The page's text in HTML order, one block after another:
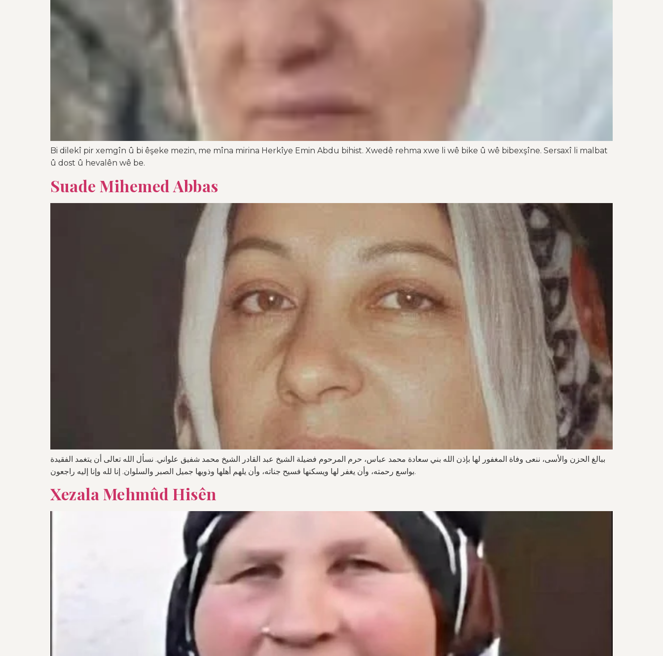
Bi dilekî pir xemgîn û bi êşeke mezin, me mîna mirina Herkîye Emin Abdu bihist. Xwedê rehma xwe li wê bike û wê bibexşîne. Sersaxî li malbat
û dost û hevalên wê be.
Suade Mihemed Abbas
ببالغ الحزن والأسى، ننعى وفاة المغفور لها بإذن الله بني سعادة محمد عباس، حرم المرحوم فضيلة الشيخ عبد القادر الشيخ محمد شفيق علواني. نسأل الله تعالى أن يتغمد الفقيدة
بواسع رحمته، وأن يغفر لها ويسكنها فسيح جناته، وأن يلهم أهلها وذويها جميل الصبر والسلوان. إنا لله وإنا إليه راجعون.
Xezala Mehmûd Hisên